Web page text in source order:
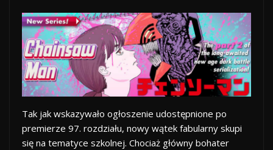
Tak jak wskazywało ogłoszenie udostępnione po
premierze 97. rozdziału, nowy wątek fabularny skupi
się na tematyce szkolnej. Chociaż główny bohater